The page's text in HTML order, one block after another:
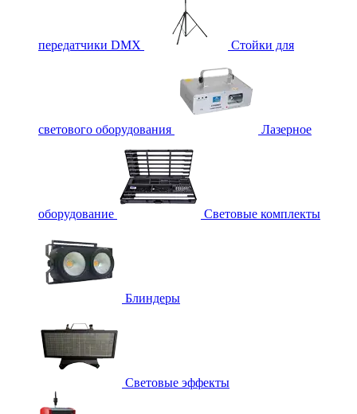
передатчики DMX Стойки для
светового оборудования Лазерное
оборудование Световые комплекты
Блиндеры
Световые эффекты